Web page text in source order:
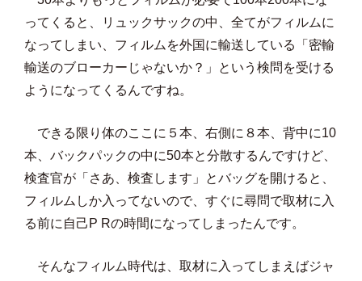
ってくると、リュックサックの中、全てがフィルムに
なってしまい、フィルムを外国に輸送している「密輸
輸送のブローカーじゃないか？」という検問を受ける
ようになってくるんですね。
できる限り体のここに５本、右側に８本、背中に10
本、バックパックの中に50本と分散するんですけど、
検査官が「さあ、検査します」とバッグを開けると、
フィルムしか入ってないので、すぐに尋問で取材に入
る前に自己P Rの時間になってしまったんです。
そんなフィルム時代は、取材に入ってしまえばジャ